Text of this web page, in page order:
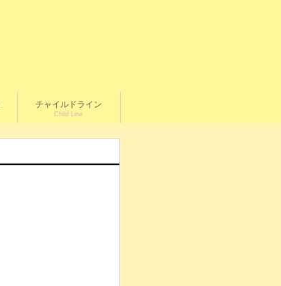
チャイルドライン
Child Line